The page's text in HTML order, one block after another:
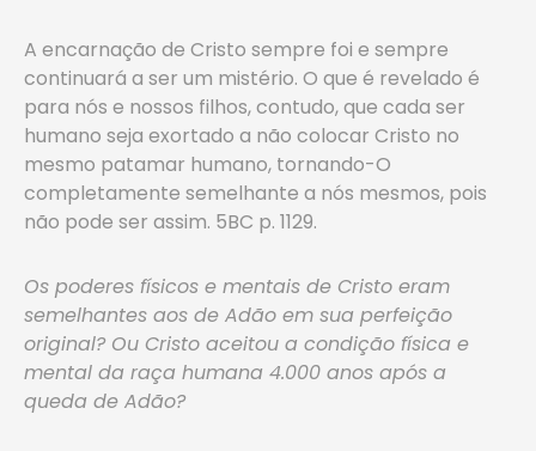
A encarnação de Cristo sempre foi e sempre
continuará a ser um mistério. O que é revelado é
para nós e nossos filhos, contudo, que cada ser
humano seja exortado a não colocar Cristo no
mesmo patamar humano, tornando-O
completamente semelhante a nós mesmos, pois
não pode ser assim. 5BC p. 1129.
Os poderes físicos e mentais de Cristo eram
semelhantes aos de Adão em sua perfeição
original? Ou Cristo aceitou a condição física e
mental da raça humana 4.000 anos após a
queda de Adão?